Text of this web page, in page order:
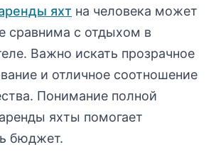
яхт на человека может
сравнима с отдыхом в
Важно искать прозрачное
и отличное соотношение
Понимание полной
яхты помогает
бюджет.